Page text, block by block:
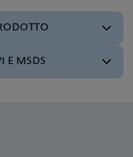
(GeneXpert System)
E MSDS